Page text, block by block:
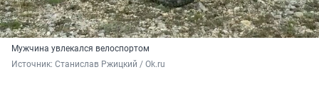
Мужчина увлекался велоспортом
Источник: Станислав Ржицкий / Ok.ru